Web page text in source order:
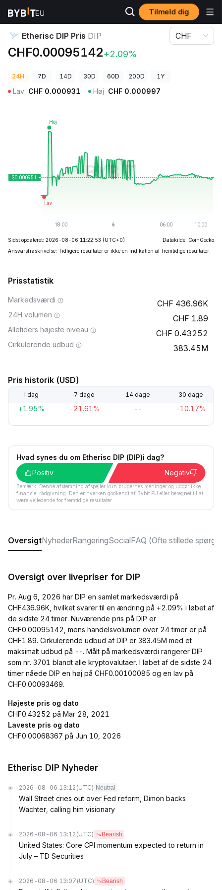
Tilmeld dig
Kryptopriser
Etherisc DIP Pris DIP
CHF0.00095142+2.09%
CHF
24H 7D 14D 30D 60D 200D 1Y
Lav CHF 0.000931 Høj CHF 0.000997
Sidst opdateret: 2026-08-06 11:22:53 (UTC+0)
Datakilde: CoinGecko
Ansvarsfraskrivelse: Tidligere resultater er ikke en indikation af fremtidige resultater.
Prisstatistik
Markedsværdi 436.96K
24H volumen 1.89
Alletiders højeste niveau 0.43252
Cirkulerende udbud 383.45M
Pris historik (USD)
I dag 7 dage 14 dage 30 dage
+1.95% -21.61% -- -10.17%
Hvad synes du om Etherisc DIP (DIP)i dag?
Positiv
Negativ
Bemærk: Denne afstemning afspejler kun brugernes meninger og udgør ikke
finansiel rådgivning. Den er hverken godkendt af Bybit EU eller beregnet til at
være vejledende for fremtidige resultater.
OversigtNyhederRangeringSocialFAQ (Ofte stillede
Oversigt over livepriser for DIP
Pr. Aug 6, 2026 har DIP en samlet markedsværdi på
CHF436.96K, hvilket svarer til en ændring på +2.09% i løbet af
de sidste 24 timer. Nuværende pris på DIP er
CHF0.00095142, mens handelsvolumen over 24 timer er på
CHF1.89. Cirkulerende udbud af DIP er 383.45M med et
maksimalt udbud på --. Målt på markedsværdi rangerer DIP
som nr. 3701 blandt alle kryptovalutaer. I løbet af de sidste 24
timer nåede DIP en høj på CHF0.00100085 og en lav på
CHF0.00093469.
Højeste pris og dato
CHF0.43252 på Mar 28, 2021
Laveste pris og dato
CHF0.00068367 på Jun 10, 2026
Etherisc DIP Nyheder
2026-08-06 13:12 (UTC) Neutral
Wall Street cries out over Fed reform, Dimon backs
Wachter, calling him visionary
2026-08-06 13:12 (UTC) Bearish
United States: Core CPI momentum expected to return in
July – TD Securities
2026-08-06 13:07 (UTC) Bearish